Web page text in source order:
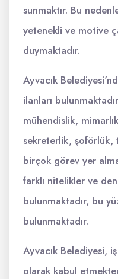
sunmaktır. Bu
yetenekli ve motive
duymaktadır.
Ayvacık
ilanları
mühendislik,
sekreterlik, şoförlük,
birçok görev yer
farklı nitelikler ve
bulunmaktadır, bu
bulunmaktadır.
Ayvacık Belediyesi,
olarak kabul